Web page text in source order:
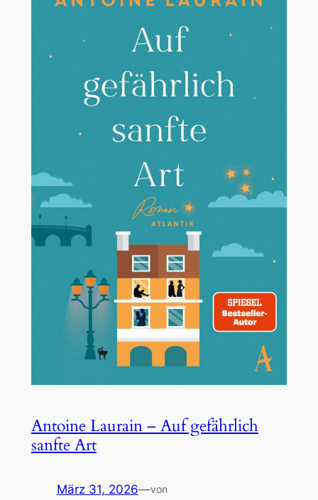
Antoine Laurain – Auf gefährlich
sanfte Art
März 31, 2026—von